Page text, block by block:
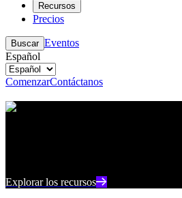
Recursos
Precios
Buscar Eventos
Español
ComenzarContáctanos
Centro de recursos
Explorar los recursos